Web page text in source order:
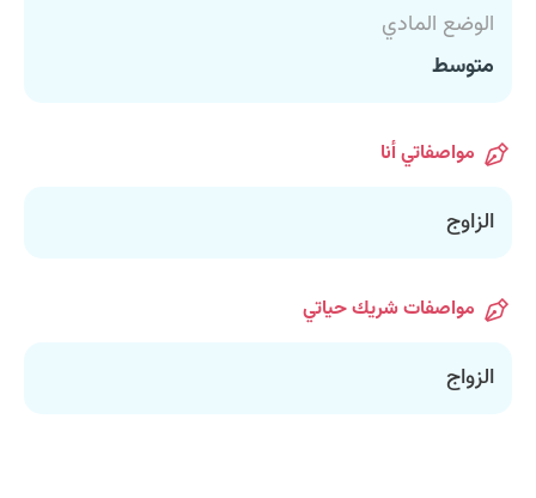
الوضع المادي
متوسط
مواصفاتي أنا
الزاوج
مواصفات شريك حياتي
الزواج